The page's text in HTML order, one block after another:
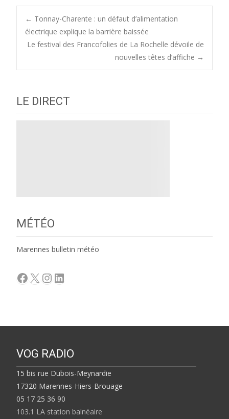
Post
navigation
← Tonnay-Charente : un défaut d’alimentation
électrique explique la barrière baissée
Le festival des Francofolies de La Rochelle dévoile de
nouvelles têtes d’affiche →
LE DIRECT
MÉTÉO
Marennes bulletin météo
Facebook
X Instagram
LinkedIn
VOG RADIO
15 bis rue Dubois-Meynardie
17320 Marennes-Hiers-Brouage
05 17 25 36 90
103.1 LA station balnéaire